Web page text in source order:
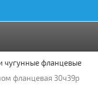
чугунные фланцевые
фланцевая 30ч39р